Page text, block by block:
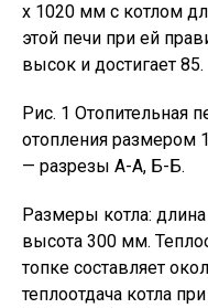
х 1020 мм с котлом
этой печи при ей
высок и достигает 85.
Рис. 1 Отопительная
отопления размером
— разрезы А-А, Б-Б.
Размеры котла:
высота 300 мм.
топке составляет
теплоотдача котла